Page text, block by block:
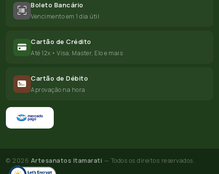
Boleto Bancário
Vencimento em 1 dia útil
Cartão de Crédito
Até 12x • Visa, Master, Elo e mais
Cartão de Débito
Aprovação na hora
© 2026 Artesanatos Itamarati — Todos os direitos reservados.